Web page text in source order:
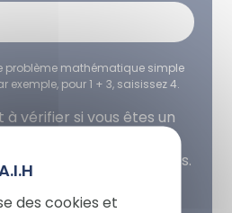
des cookies et
problème mathématique simple
exemple, pour 1 + 3, saisissez 4.
vérifier si vous êtes un
afin d'éviter les
(spam) automatisées.